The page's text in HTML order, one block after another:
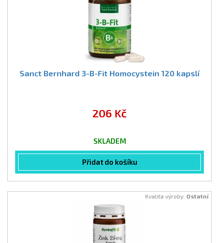
Sanct Bernhard 3-B-Fit Homocystein 120 kapslí
206 Kč
SKLADEM
Přidat do košíku
Kvalita výroby: Ostatní